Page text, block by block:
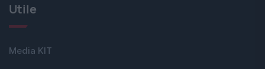
Utile
Media KIT